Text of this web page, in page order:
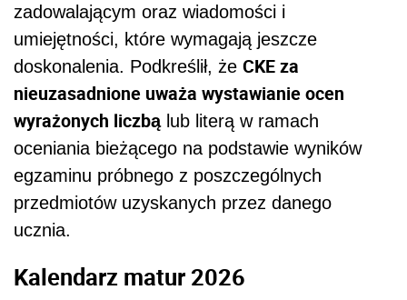
zadowalającym oraz wiadomości i
umiejętności, które wymagają jeszcze
doskonalenia. Podkreślił, że CKE za
nieuzasadnione uważa wystawianie ocen
wyrażonych liczbąlub literą w ramach
oceniania bieżącego na podstawie wyników
egzaminu próbnego z poszczególnych
przedmiotów uzyskanych przez danego
ucznia.
Kalendarz matur 2026